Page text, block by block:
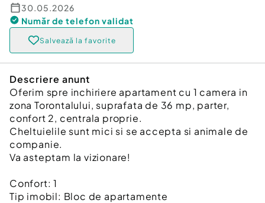
30.05.2026
Număr de telefon validat
Salvează la favorite
Descriere anunt
Oferim spre inchiriere apartament cu 1 camera in
zona Torontalului, suprafata de 36 mp, parter,
confort 2, centrala proprie.
Cheltuielile sunt mici si se accepta si animale de
companie.
Va asteptam la vizionare!
Confort:1
Tip imobil: Bloc de apartamente